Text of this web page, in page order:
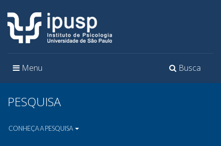
Toggle
Busca
Toggle
Menu
PESQUISA
CONHEÇA A PESQUISA